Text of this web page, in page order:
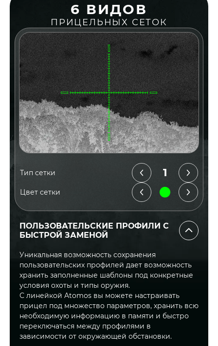
6 ВИДОВ
ПРИЦЕЛЬНЫХ СЕТОК
ПОЛЬЗОВАТЕЛЬСКИЕ ПРОФИЛИ С
БЫСТРОЙ ЗАМЕНОЙ
Уникальная возможность сохранения
пользовательских профилей дает возможность
хранить заполненные шаблоны под конкретные
условия охоты и типы оружия.
С линейкой Atomos вы можете настраивать
прицел под множество параметров, хранить всю
необходимую информацию в памяти и быстро
переключаться между профилями в
зависимости от окружающей обстановки.
Тип сетки 1
Цвет сетки